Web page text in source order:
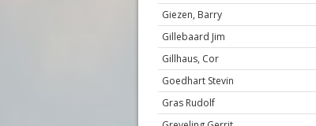
Giezen, Barry
Gillebaard Jim
Gillhaus, Cor
Goedhart Stevin
Gras Rudolf